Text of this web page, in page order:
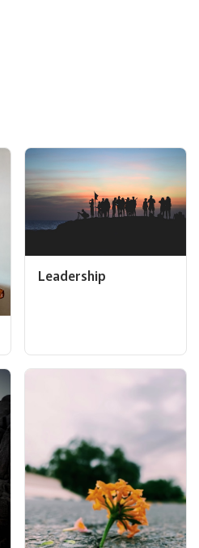
Leadership